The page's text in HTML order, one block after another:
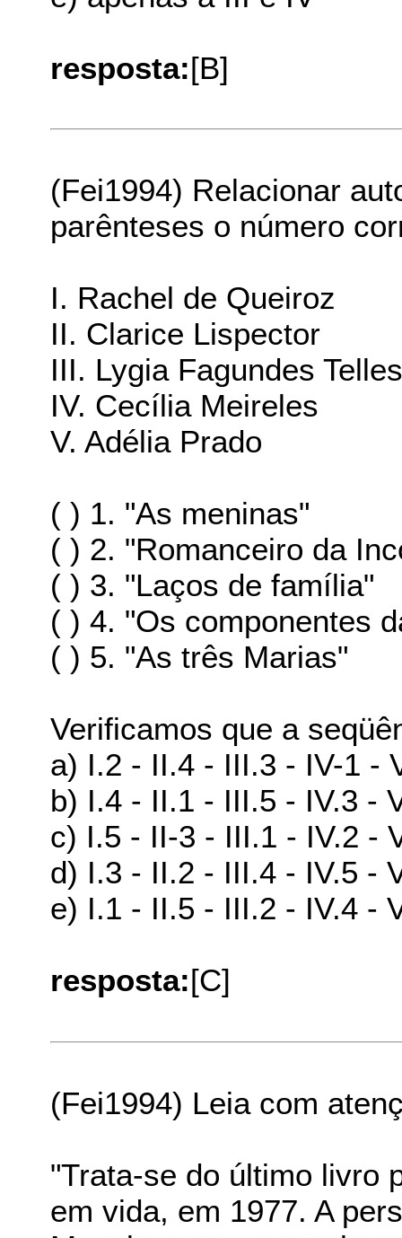
resposta:[B]
(Fei1994) Relacionar
parênteses o número
I. Rachel de Queiroz
II. Clarice Lispector
III. Lygia Fagundes
IV. Cecília Meireles
V. Adélia Prado
( ) 1. "As meninas"
( ) 2. "Romanceiro da
( ) 3. "Laços de família"
( ) 4. "Os componentes
( ) 5. "As três Marias"
Verificamos que a
a) I.2 - II.4 - III.3 - IV-1 -
b) I.4 - II.1 - III.5 - IV.3 -
c) I.5 - II-3 - III.1 - IV.2 -
d) I.3 - II.2 - III.4 - IV.5 -
e) I.1 - II.5 - III.2 - IV.4 -
resposta:[C]
(Fei1994) Leia com
"Trata-se do último livro
em vida, em 1977. A